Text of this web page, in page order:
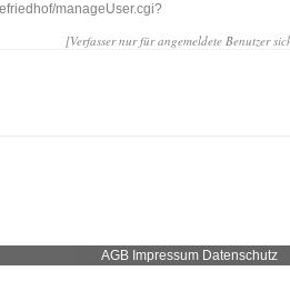
manageUser.cgi?
[Verfasser nur für angemeldete Benutzer
AGB Impressum Datenschutz